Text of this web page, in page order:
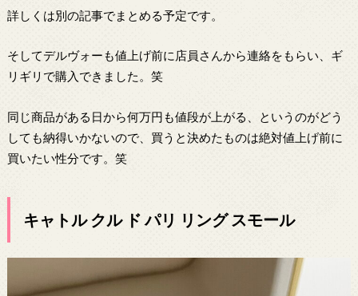
詳しくは別の記事でまとめる予定です。
そしてデルヴォーも値上げ前に店員さんから連絡をもらい、ギ
リギリで購入できました。笑
同じ商品がある日から何万円も値段が上がる、というのがどう
しても納得いかないので、買うと決めたものは絶対値上げ前に
買いたい性分です。笑
キャトル クル ド パリ リング スモール